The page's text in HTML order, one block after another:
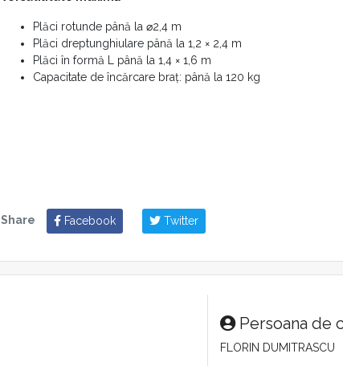
Plăci rotunde până la ⌀2,4 m
Plăci dreptunghiulare până la 1,2 × 2,4 m
Plăci în formă L până la 1,4 × 1,6 m
Capacitate de încărcare braț: până la 120 kg
ParametruValoareTensiune380V / 50Hz / 3 fazePutere totală6,5
cm/sRază minimă prelucrareR ≥ 20 mm
de operare — fără costuri
Share Facebook Twitter
Persoana de
FLORIN DUMITRASCU